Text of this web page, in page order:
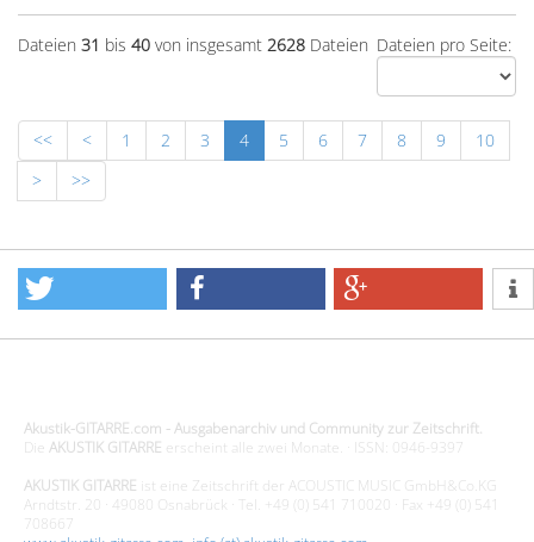
Dateien pro Seite:
Dateien 31 bis 40 von insgesamt 2628 Dateien
<< < 1 2 3 4 5 6 7 8 9
10
>
>>
Akustik-GITARRE.com - Ausgabenarchiv und Community zur Zeitschrift.
Die AKUSTIK GITARRE erscheint alle zwei Monate. · ISSN: 0946-9397
AKUSTIK GITARRE ist eine Zeitschrift der ACOUSTIC MUSIC GmbH&Co.KG
Arndtstr. 20 · 49080 Osnabrück · Tel. +49 (0) 541 710020 · Fax +49 (0) 541
708667